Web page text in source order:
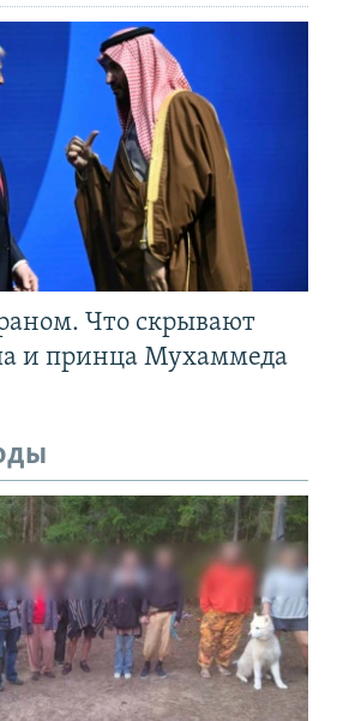
Что скрывают
и принца Мухаммеда